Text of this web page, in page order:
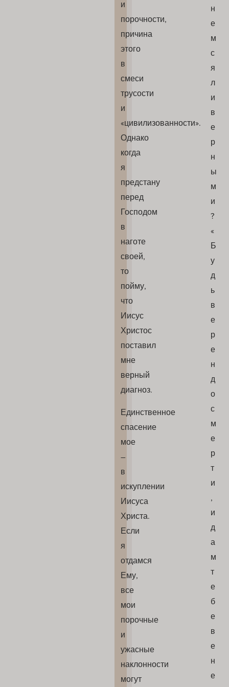
и
порочности,
причина
этого
в
смеси
трусости
и
«цивилизованности».
Однако
когда
я
предстану
перед
Господом
в
наготе
своей,
то
пойму,
что
Иисус
Христос
поставил
мне
верный
диагноз.
Единственное
спасение
мое
–
в
искуплении
Иисуса
Христа.
Если
я
отдамся
Ему,
все
мои
порочные
и
ужасные
наклонности
могут
н
е
м
с
я
л
и
в
е
р
н
ы
м
и
?
«
Б
у
д
ь
в
е
р
е
н
д
о
с
м
е
р
т
и
,
и
д
а
м
т
е
б
е
в
е
н
е